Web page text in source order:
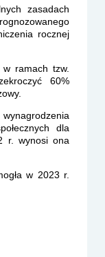
zasadach
rocznej
w ramach tzw.
60%
dla
r. wynosi ona
w 2023 r.